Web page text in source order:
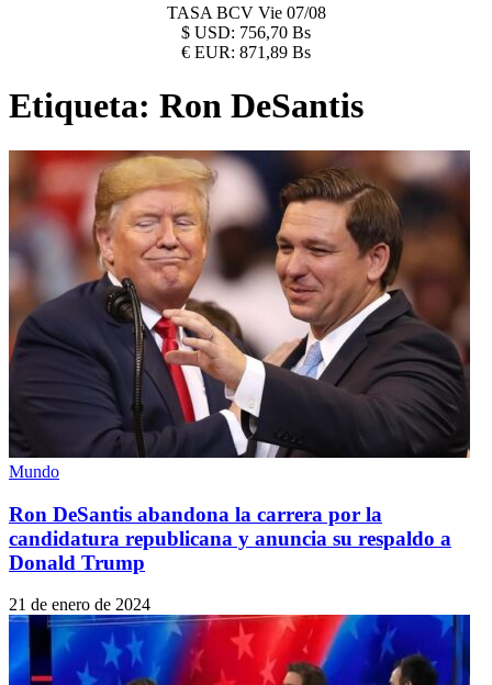
TASA BCV Vie 07/08
$ USD: 756,70 Bs
€ EUR: 871,89 Bs
Etiqueta: Ron DeSantis
Mundo
Ron DeSantis abandona la carrera por la
candidatura republicana y anuncia su respaldo a
Donald Trump
21 de enero de 2024